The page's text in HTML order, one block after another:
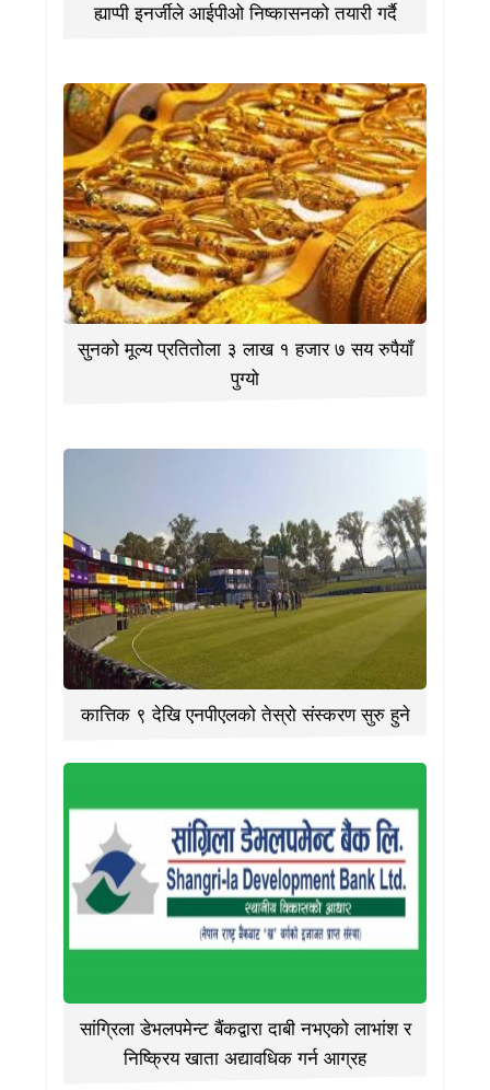
ह्याप्पी इनर्जीले आईपीओ निष्कासनको तयारी गर्दै
सुनको मूल्य प्रतितोला ३ लाख १ हजार ७ सय रुपैयाँ
पुग्यो
कात्तिक ९ देखि एनपीएलको तेस्रो संस्करण सुरु हुने
सांग्रिला डेभलपमेन्ट बैंकद्वारा दाबी नभएको लाभांश र
निष्क्रिय खाता अद्यावधिक गर्न आग्रह